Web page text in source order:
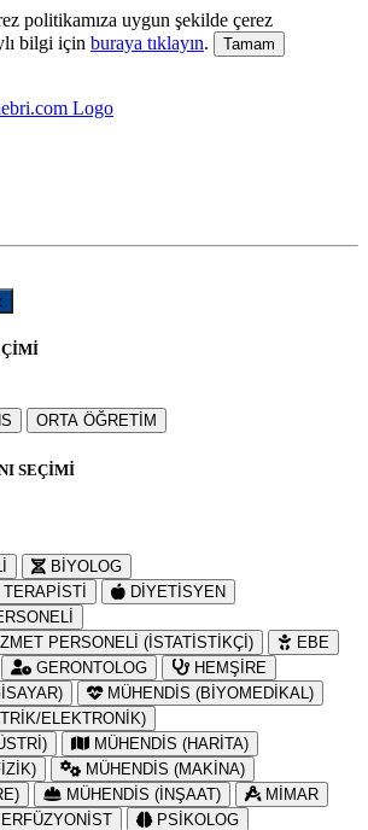
politikamıza uygun şekilde çerez
bilgi için buraya tıklayın. Tamam
ORTA ÖĞRETİM
SEÇİMİ
BİYOLOG
DİYETİSYEN
PERSONELİ (İSTATİSTİKÇİ)
EBE
GERONTOLOG
HEMŞİRE
MÜHENDİS (BİYOMEDİKAL)
ELEKTRONİK)
MÜHENDİS (HARİTA)
MÜHENDİS (MAKİNA)
MÜHENDİS (İNŞAAT)
MİMAR
PSİKOLOG